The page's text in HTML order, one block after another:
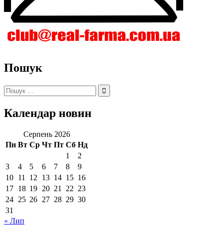
Пошук
Пошук:
Календар новин
Серпень 2026
Пн Вт Ср Чт Пт Сб Нд
1
2
3
4 5 6 7 8
9
10 11 12 13 14 15 16
17 18 19 20 21 22 23
24 25 26 27 28 29 30
31
« Лип